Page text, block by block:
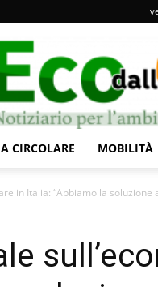
CIRCOLARE MOBILITÀ
in Italia: “Abbiamo la soluzione